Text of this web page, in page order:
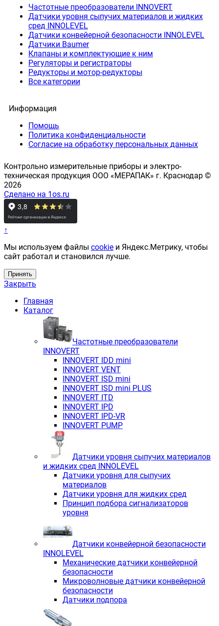
Частотные преобразователи INNOVERT
Датчики уровня сыпучих материалов и жидких
сред INNOLEVEL
Датчики конвейерной безопасности INNOLEVEL
Датчики Baumer
Клапаны и комплектующие к ним
Регуляторы и регистраторы
Редукторы и мотор-редукторы
Все категории
Информация
Помощь
Политика конфиденциальности
Согласие на обработку персональных данных
Контрольно измерительные приборы и электро-
техническая продукция ООО «МЕРАПАК» г. Краснодар ©
2026
Сделано на 1os.ru
↑
Мы используем файлы cookie и Яндекс.Метрику, чтобы
сайт работал и становился лучше.
Принять
Закрыть
Главная
Каталог
Частотные преобразователи
INNOVERT
INNOVERT IDD mini
INNOVERT VENT
INNOVERT ISD mini
INNOVERT ISD mini PLUS
INNOVERT ITD
INNOVERT IРD
INNOVERT IРD-VR
INNOVERT PUMP
Датчики уровня сыпучих материалов
и жидких сред INNOLEVEL
Датчики уровня для сыпучих
материалов
Датчики уровня для жидких сред
Принцип подбора сигнализаторов
уровня
Датчики конвейерной безопасности
INNOLEVEL
Механические датчики конвейерной
безопасности
Микроволновые датчики конвейерной
безопасности
Датчики подпора